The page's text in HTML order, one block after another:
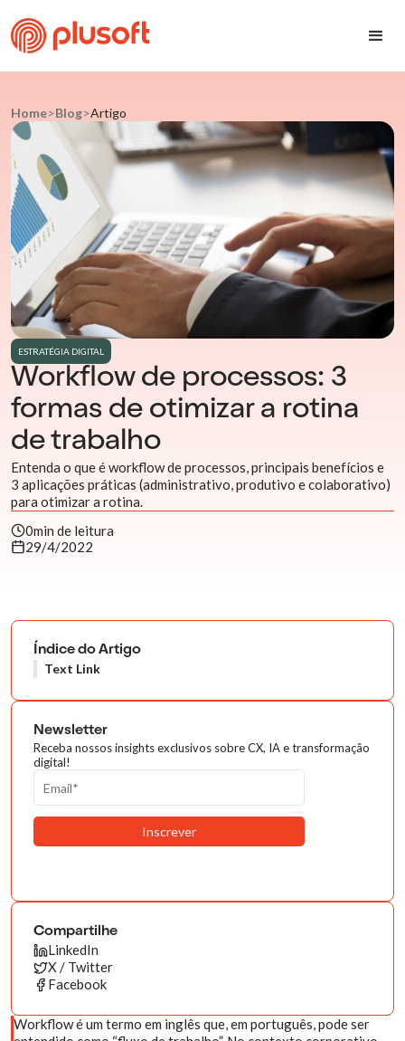
Home>Blog>Artigo
ESTRATÉGIA DIGITAL
Workflow de processos: 3
formas de otimizar a rotina
de trabalho
Entenda o que é workflow de processos, principais benefícios e
3 aplicações práticas (administrativo, produtivo e colaborativo)
para otimizar a rotina.
0min de leitura
29/4/2022
Workflow é um termo em inglês que, em português, pode ser
Índice do Artigo
Text Link
Newsletter
Receba nossos insights exclusivos sobre CX, IA e transformação
digital!
Compartilhe
LinkedIn
X / Twitter
Facebook